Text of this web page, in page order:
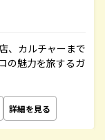
、カルチャーまで
の魅力を旅するガ
詳細を見る